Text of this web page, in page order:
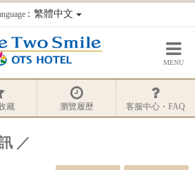
：繁體中文
MENU
藏 瀏覽履歷 客服中心・FAQ
／